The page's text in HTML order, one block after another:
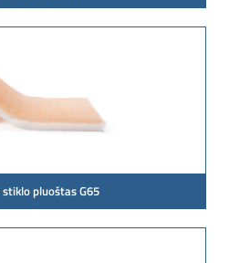
pluoštas G65